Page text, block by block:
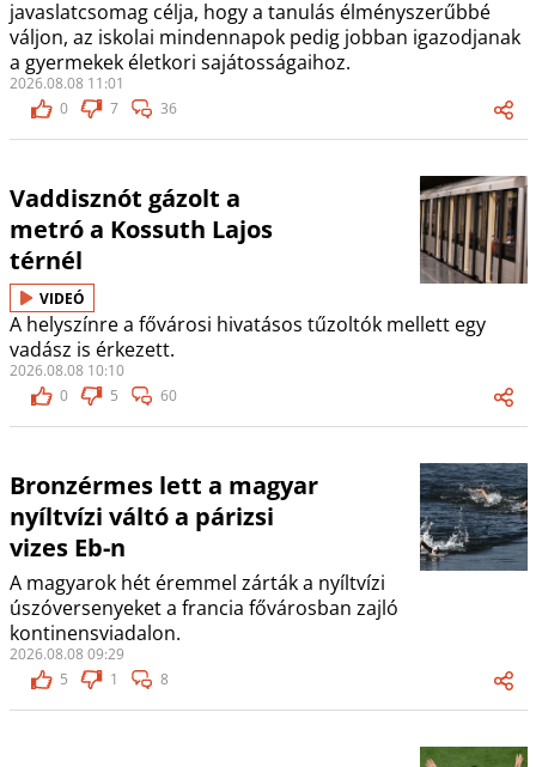
javaslatcsomag célja, hogy a tanulás élményszerűbbé
váljon, az iskolai mindennapok pedig jobban igazodjanak
a gyermekek életkori sajátosságaihoz.
2026.08.08 11:01
0
7 36
Vaddisznót gázolt a
metró a Kossuth Lajos
térnél
VIDEÓ
A helyszínre a fővárosi hivatásos tűzoltók mellett egy
vadász is érkezett.
2026.08.08 10:10
0
5 60
Bronzérmes lett a magyar
nyíltvízi váltó a párizsi
vizes Eb-n
A magyarok hét éremmel zárták a nyíltvízi
úszóversenyeket a francia fővárosban zajló
kontinensviadalon.
2026.08.08 09:29
5
1 8